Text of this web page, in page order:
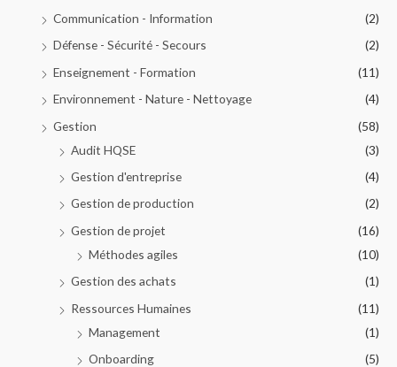
Communication - Information
(2)
Défense - Sécurité - Secours
(2)
Enseignement - Formation
(11)
Environnement - Nature - Nettoyage
(4)
Gestion
(58)
Audit HQSE
(3)
Gestion d'entreprise
(4)
Gestion de production
(2)
Gestion de projet
(16)
Méthodes agiles
(10)
Gestion des achats
(1)
Ressources Humaines
(11)
Management
(1)
Onboarding
(5)